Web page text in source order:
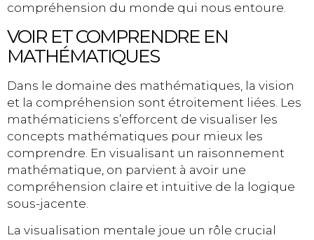
compréhension du monde qui nous entoure.
VOIR ET COMPRENDRE EN
MATHÉMATIQUES
Dans le domaine des mathématiques, la vision
et la compréhension sont étroitement liées. Les
mathématiciens s’efforcent de visualiser les
concepts mathématiques pour mieux les
comprendre. En visualisant un raisonnement
mathématique, on parvient à avoir une
compréhension claire et intuitive de la logique
sous-jacente.
La visualisation mentale joue un rôle crucial